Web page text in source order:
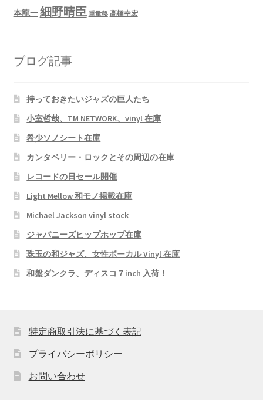
本龍一細野晴臣 重量盤 高橋幸宏
ブログ記事
持っておきたいジャズの巨人たち
小室哲哉、TM NETWORK、vinyl 在庫
希少ソノシート在庫
カンタベリー・ロックとその周辺の在庫
レコードの日セール開催
Light Mellow 和モノ掲載在庫
Michael Jackson vinyl stock
ジャパニーズヒップホップ在庫
珠玉の和ジャズ、女性ボーカル Vinyl 在庫
和盤ダンクラ、ディスコ７inch 入荷！
特定商取引法に基づく表記
プライバシーポリシー
お問い合わせ